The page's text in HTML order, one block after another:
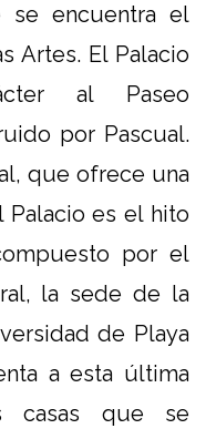
se encuentra el
Artes. El Palacio
al Paseo
por Pascual.
que ofrece una
Palacio es el hito
por el
la sede de la
de Playa
a esta última
casas que se